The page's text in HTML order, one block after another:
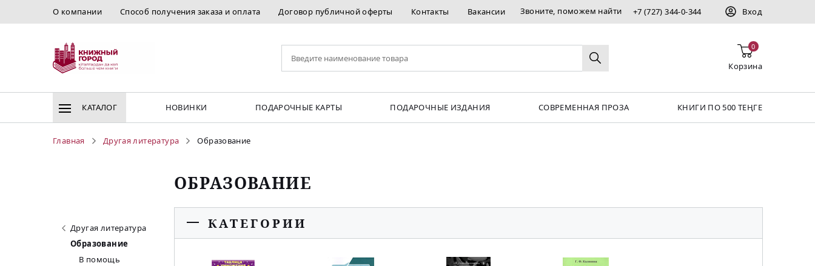
О компании Способ получения заказа и оплата Договор публичной оферты Контакты Вакансии Звоните, поможем найти +7 (727) 344-0-344 Вход
0
Корзина
КАТАЛОГ НОВИНКИ ПОДАРОЧНЫЕ КАРТЫ ПОДАРОЧНЫЕ ИЗДАНИЯ СОВРЕМЕННАЯ ПРОЗА КНИГИ ПО 500 ТЕҢГЕ
Главная Другая литература Образование
ОБРАЗОВАНИЕ
Другая литература
Образование
В помощь
КАТЕГОРИИ